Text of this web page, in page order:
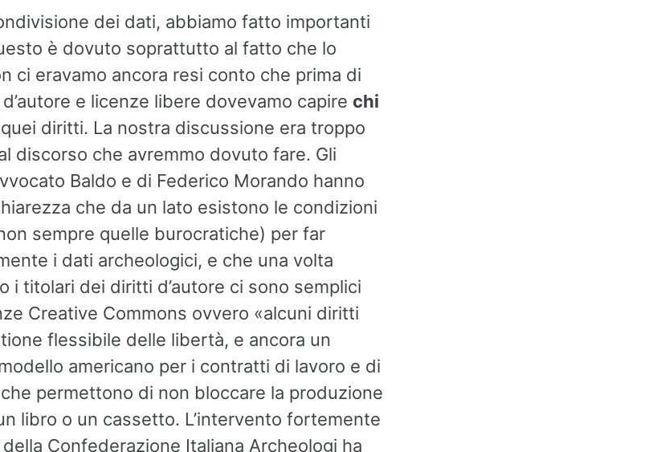
dei dati, abbiamo fatto importanti
è dovuto soprattutto al fatto che lo
ci eravamo ancora resi conto che prima di
e licenze libere dovevamo capire chi
diritti. La nostra discussione era troppo
discorso che avremmo dovuto fare. Gli
Baldo e di Federico Morando hanno
che da un lato esistono le condizioni
sempre quelle burocratiche) per far
i dati archeologici, e che una volta
i titolari dei diritti d’autore ci sono semplici
Creative Commons ovvero «alcuni diritti
flessibile delle libertà, e ancora un
americano per i contratti di lavoro e di
permettono di non bloccare la produzione
libro o un cassetto. L’intervento fortemente
Confederazione Italiana Archeologi ha